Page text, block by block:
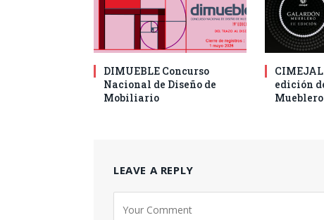
DIMUEBLE Concurso
Nacional de Diseño de
Mobiliario
edición
LEAVE A REPLY